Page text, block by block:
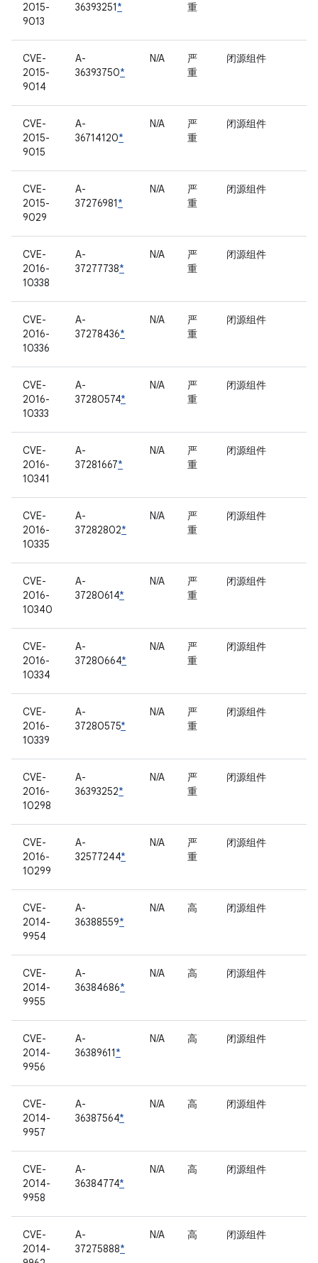
2015-
9013
36393251*
重
CVE-
2015-
9014
A-
36393750*
N/A
严
重
闭源组件
CVE-
2015-
9015
A-
36714120*
N/A
严
重
闭源组件
CVE-
2015-
9029
A-
37276981*
N/A
严
重
闭源组件
CVE-
2016-
10338
A-
37277738*
N/A
严
重
闭源组件
CVE-
2016-
10336
A-
37278436*
N/A
严
重
闭源组件
CVE-
2016-
10333
A-
37280574*
N/A
严
重
闭源组件
CVE-
2016-
10341
A-
37281667*
N/A
严
重
闭源组件
CVE-
2016-
10335
A-
37282802*
N/A
严
重
闭源组件
CVE-
2016-
10340
A-
37280614*
N/A
严
重
闭源组件
CVE-
2016-
10334
A-
37280664*
N/A
严
重
闭源组件
CVE-
2016-
10339
A-
37280575*
N/A
严
重
闭源组件
CVE-
2016-
10298
A-
36393252*
N/A
严
重
闭源组件
CVE-
2016-
10299
A-
32577244*
N/A
严
重
闭源组件
CVE-
2014-
9954
A-
36388559*
N/A 高 闭源组件
CVE-
2014-
9955
A-
36384686*
N/A 高 闭源组件
CVE-
2014-
9956
A-
36389611*
N/A 高 闭源组件
CVE-
2014-
9957
A-
36387564*
N/A 高 闭源组件
CVE-
2014-
9958
A-
36384774*
N/A 高 闭源组件
CVE-
2014-
A-
37275888*
N/A 高 闭源组件